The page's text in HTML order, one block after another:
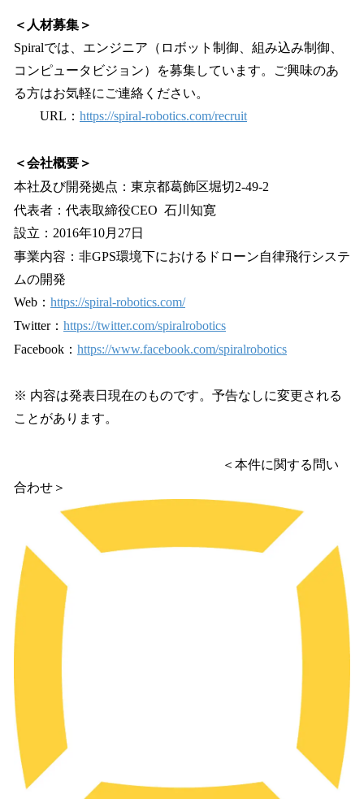
＜人材募集＞
Spiralでは、エンジニア（ロボット制御、組み込み制御、
コンピュータビジョン）を募集しています。ご興味のあ
る方はお気軽にご連絡ください。
URL： https://spiral-robotics.com/recruit
＜会社概要＞
本社及び開発拠点：東京都葛飾区堀切2-49-2
代表者：代表取締役CEO 石川知寛
設立：2016年10月27日
事業内容：非GPS環境下におけるドローン自律飛行システ
ムの開発
Web： https://spiral-robotics.com/
Twitter： https://twitter.com/spiralrobotics
Facebook： https://www.facebook.com/spiralrobotics
※ 内容は発表日現在のものです。予告なしに変更される
ことがあります。
＜本件に関する問い
合わせ＞